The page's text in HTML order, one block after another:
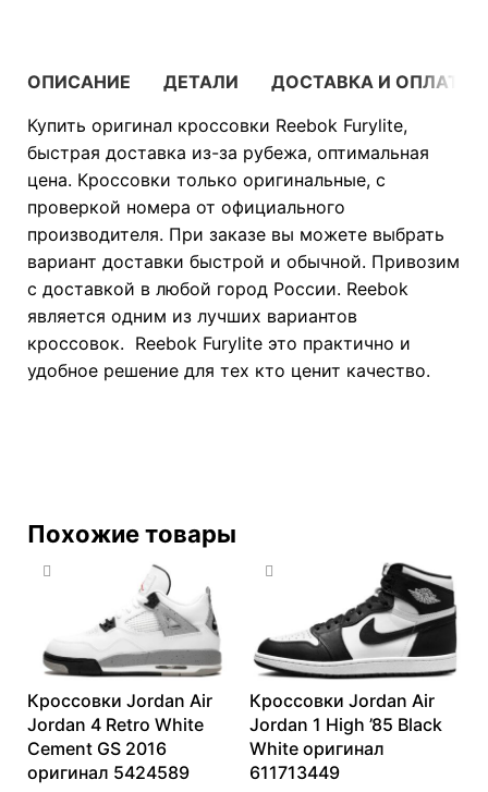
ОПИСАНИЕ ДЕТАЛИ
ДОСТАВКА И ОПЛАТА
Купить оригинал кроссовки Reebok Furylite,
быстрая доставка из-за рубежа, оптимальная
цена. Кроссовки только оригинальные, с
проверкой номера от официального
производителя. При заказе вы можете выбрать
вариант доставки быстрой и обычной. Привозим
с доставкой в любой город России. Reebok
является одним из лучших вариантов
кроссовок. Reebok Furylite это практично и
удобное решение для тех кто ценит качество.
Похожие товары
Кроссовки Jordan Air
Jordan 4 Retro White
Cement GS 2016
оригинал 5424589
Кроссовки Jordan Air
Jordan 1 High ’85 Black
White оригинал
611713449